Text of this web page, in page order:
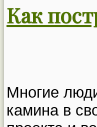
Как
Многие
камина в